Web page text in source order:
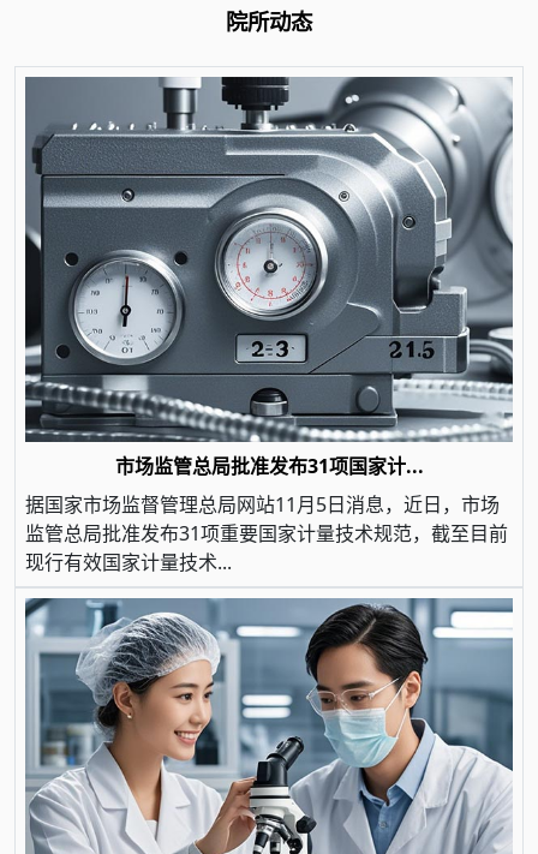
院所动态
市场监管总局批准发布31项国家计...
据国家市场监督管理总局网站11月5日消息，近日，市场
监管总局批准发布31项重要国家计量技术规范，截至目前
现行有效国家计量技术...